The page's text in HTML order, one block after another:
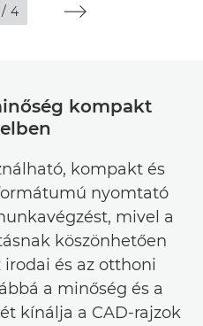
/ 4
kompakt
kompakt és
nyomtató
mivel a
köszönhetően
és az otthoni
a minőség és a
kínálja a CAD-rajzok